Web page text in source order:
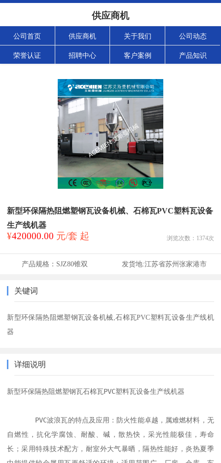
供应商机
公司首页 供应商机 关于我们 公司动态
荣誉认证 招聘中心 客户案例 产品知识
新型环保隔热阻燃塑钢瓦设备机械、石棉瓦PVC塑料瓦设备
生产线机器
¥420000.00 元/套 起 浏览次数： 1374次
产品规格： SJZ80锥双 发货地:江苏省苏州张家港市
关键词
新型环保隔热阻燃塑钢瓦设备机械,石棉瓦PVC塑料瓦设备生产线机
器
详细说明
新型环保隔热阻燃塑钢瓦石棉瓦PVC塑料瓦设备生产线机器
自燃性，抗化学腐蚀、耐酸、碱，散热快，采光性能极佳，寿命
长；采用特殊技术配方，耐室外大气暴晒，隔热性能好，炎热夏季